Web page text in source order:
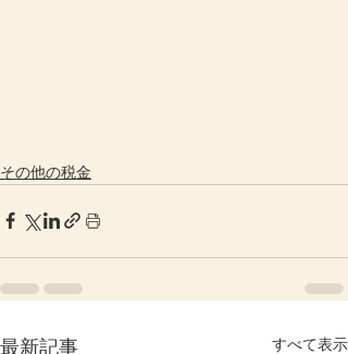
その他の税金
最新記事 すべて表示